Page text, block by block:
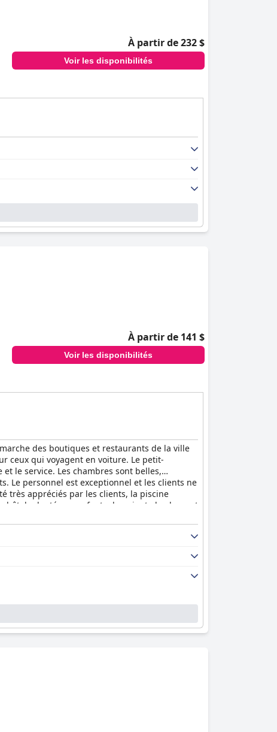
À partir de 232 $
Voir les disponibilités
À partir de 141 $
Voir les disponibilités
des boutiques et restaurants de la ville
ceux qui voyagent en voiture. Le petit-
le service. Les chambres sont belles,
Le personnel est exceptionnel et les clients ne
très appréciés par les clients, la piscine
adapté aux enfants devraient absolument
et des équipements excellents.